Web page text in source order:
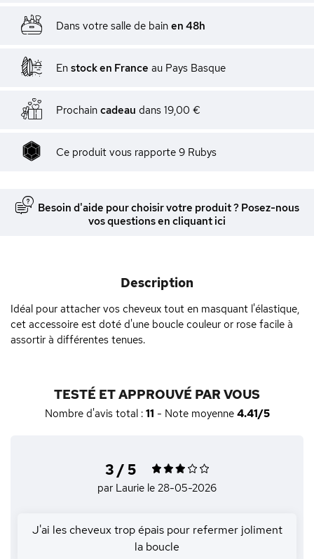
Dans votre salle de bain en 48h
En stock en France au Pays Basque
Prochain cadeau dans 19,00 €
Ce produit vous rapporte 9 Rubys
Besoin d'aide pour choisir votre produit ? Posez-nous
vos questions en cliquant ici
Description
Idéal pour attacher vos cheveux tout en masquant l'élastique,
cet accessoire est doté d'une boucle couleur or rose facile à
assortir à différentes tenues.
TESTÉ ET APPROUVÉ PAR VOUS
Nombre d'avis total : 11 - Note moyenne 4.41/5
3 / 5
par Laurie le 28-05-2026
J'ai les cheveux trop épais pour refermer joliment
la boucle